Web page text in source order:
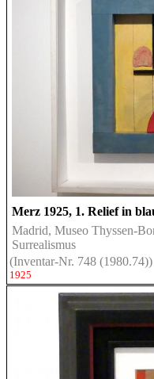
Merz 1925, 1. Relief in
Madrid, Museo Thyssen-
Surrealismus
(Inventar-Nr. 748 (1980.74))
1925